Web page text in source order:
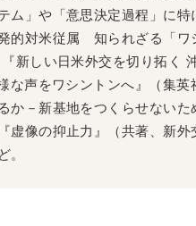
ム」や「意思決定過程」に特
的対米従属 知られざる「ワ
新しい日米外交を切り拓く
な声をワシントンへ』（集英
か－新基地をつくらせない
虚像の抑止力』（共著、新
。